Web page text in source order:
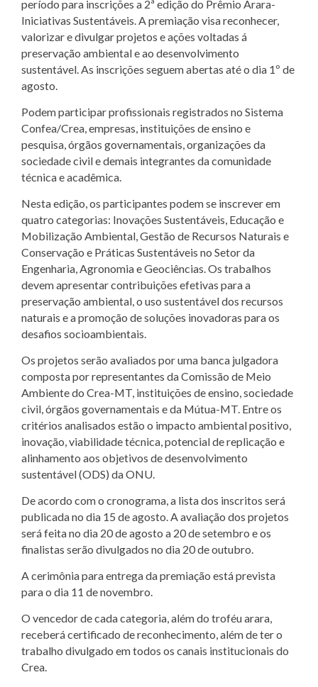
período para inscrições a 2ª edição do Prêmio Arara-
Iniciativas Sustentáveis. A premiação visa reconhecer,
valorizar e divulgar projetos e ações voltadas á
preservação ambiental e ao desenvolvimento
sustentável. As inscrições seguem abertas até o dia 1º de
agosto.
Podem participar profissionais registrados no Sistema
Confea/Crea, empresas, instituições de ensino e
pesquisa, órgãos governamentais, organizações da
sociedade civil e demais integrantes da comunidade
técnica e acadêmica.
Nesta edição, os participantes podem se inscrever em
quatro categorias: Inovações Sustentáveis, Educação e
Mobilização Ambiental, Gestão de Recursos Naturais e
Conservação e Práticas Sustentáveis no Setor da
Engenharia, Agronomia e Geociências. Os trabalhos
devem apresentar contribuições efetivas para a
preservação ambiental, o uso sustentável dos recursos
naturais e a promoção de soluções inovadoras para os
desafios socioambientais.
Os projetos serão avaliados por uma banca julgadora
composta por representantes da Comissão de Meio
Ambiente do Crea-MT, instituições de ensino, sociedade
civil, órgãos governamentais e da Mútua-MT. Entre os
critérios analisados estão o impacto ambiental positivo,
inovação, viabilidade técnica, potencial de replicação e
alinhamento aos objetivos de desenvolvimento
sustentável (ODS) da ONU.
De acordo com o cronograma, a lista dos inscritos será
publicada no dia 15 de agosto. A avaliação dos projetos
será feita no dia 20 de agosto a 20 de setembro e os
finalistas serão divulgados no dia 20 de outubro.
A cerimônia para entrega da premiação está prevista
para o dia 11 de novembro.
O vencedor de cada categoria, além do troféu arara,
receberá certificado de reconhecimento, além de ter o
trabalho divulgado em todos os canais institucionais do
Crea.